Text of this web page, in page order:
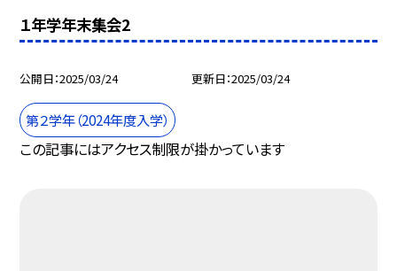
１年学年末集会2
公開日 2025/03/24 更新日 2025/03/24
第２学年（2024年度入学）
この記事にはアクセス制限が掛かっています